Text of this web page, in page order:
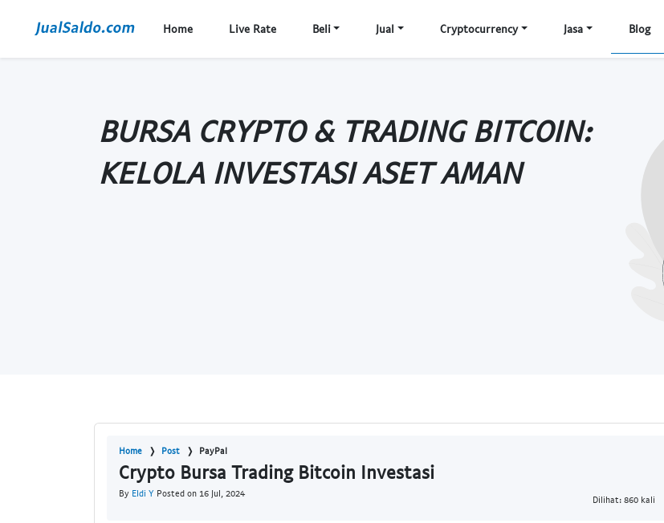
Home Live Rate Beli Jual Cryptocurrency Jasa Blog
BURSA CRYPTO & TRADING BITCOIN:
KELOLA INVESTASI ASET AMAN
Home Post PayPal
Crypto Bursa Trading Bitcoin Investasi
By Eldi Y Posted on 16 Jul, 2024
Dilihat: 860 kali